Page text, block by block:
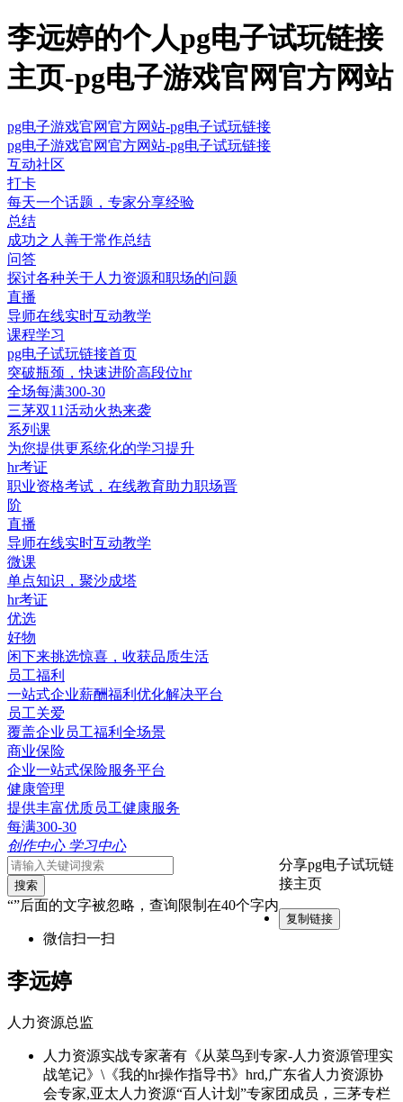
李远婷的个人pg电子试玩链接
主页-pg电子游戏官网官方网站
pg电子游戏官网官方网站-pg电子试玩链接
pg电子游戏官网官方网站-pg电子试玩链接
互动社区
打卡
每天一个话题，专家分享经验
总结
成功之人善于常作总结
问答
探讨各种关于人力资源和职场的问题
直播
导师在线实时互动教学
课程学习
pg电子试玩链接首页
突破瓶颈，快速进阶高段位hr
全场每满300-30
三茅双11活动火热来袭
系列课
为您提供更系统化的学习提升
hr考证
职业资格考试，在线教育助力职场晋
阶
直播
导师在线实时互动教学
微课
单点知识，聚沙成塔
hr考证
优选
好物
闲下来挑选惊喜，收获品质生活
员工福利
一站式企业薪酬福利优化解决平台
员工关爱
覆盖企业员工福利全场景
商业保险
企业一站式保险服务平台
健康管理
提供丰富优质员工健康服务
每满300-30
创作中心 学习中心
搜索
“”后面的文字被忽略，查询限制在40个字内
分享pg电子试玩链
接主页
复制链接
微信扫一扫
李远婷
人力资源总监
人力资源实战专家著有《从菜鸟到专家-人力资源管理实
战笔记》\《我的hr操作指导书》hrd,广东省人力资源协
会专家,亚太人力资源“百人计划”专家团成员，三茅专栏